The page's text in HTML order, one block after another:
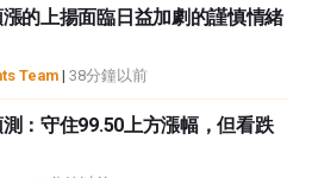
的上揚面臨日益加劇的謹慎情緒
Team | 38分鐘以前
：守住99.50上方漲幅，但看跌